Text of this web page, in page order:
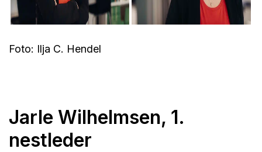
Foto: Ilja C. Hendel
Jarle Wilhelmsen, 1.
nestleder